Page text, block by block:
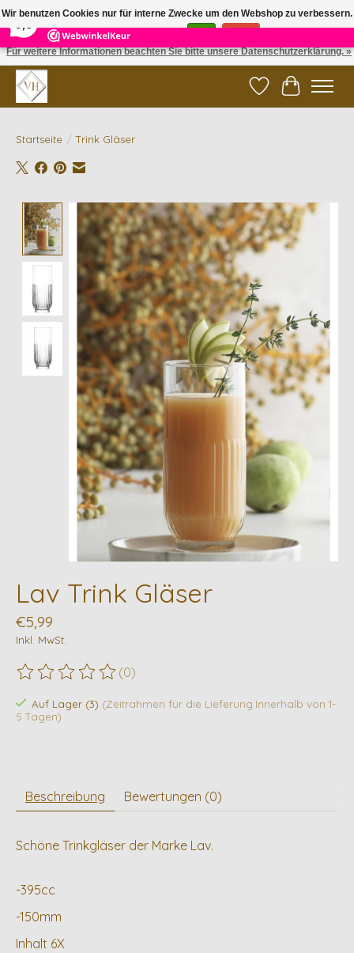
5 Reviews ×
✓ Gratis verzending vanaf €200 | ✓ 14 dagen retourneren
Wunschzettel
Ihr
Startseite / Trink Gläser
Product image slideshow Items
Lav Trink Gläser
€5,99
Inkl. MwSt.
Die Bewertung dieses Produkts ist
(0)
Auf Lager (3) (Zeitrahmen für die Lieferung:Innerhalb von 1-
5 Tagen)
Beschreibung Bewertungen (0)
Schöne Trinkgläser der Marke Lav.
-395cc
-150mm
Inhalt 6X
Wir benutzen Cookies nur für interne Zwecke um den Webshop zu verbessern.
Ist das in Ordnung?
Für weitere Informationen beachten Sie bitte unsere Datenschutzerklärung. »